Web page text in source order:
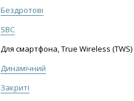
Бездротові
SBC
Для смартфона, True Wireless (TWS)
Динамічний
Закриті